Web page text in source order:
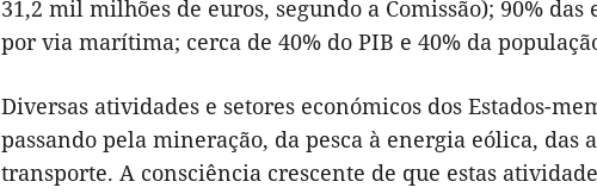
31,2 mil milhões de euros, segundo a Comissão); 90%
por via marítima; cerca de 40% do PIB e 40% da
Diversas atividades e setores económicos dos Estados-
passando pela mineração, da pesca à energia eólica,
transporte. A consciência crescente de que estas